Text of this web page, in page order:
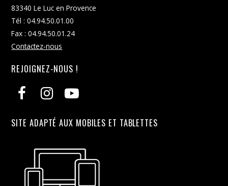
83340 Le Luc en Provence
Tél : 04.94.50.01.00
Fax : 04.94.50.01.24
Contactez-nous
REJOIGNEZ-NOUS !
SITE ADAPTÉ AUX MOBILES ET TABLETTES